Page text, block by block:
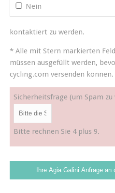
Nein
kontaktiert zu werden.
* Alle mit Stern markierten
müssen ausgefüllt werden,
cycling.com versenden können.
Sicherheitsfrage (um Spam zu
Bitte rechnen Sie 4 plus 9.